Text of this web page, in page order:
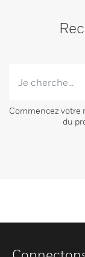
Commencez votre
du